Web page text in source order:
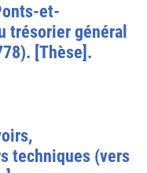
et-
trésorier général
[Thèse].
techniques (vers